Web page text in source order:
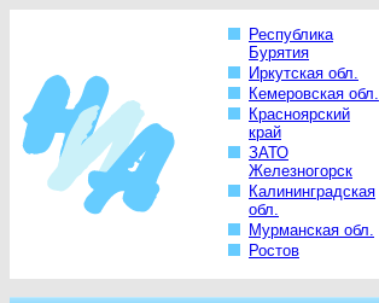
Республика
Бурятия
Иркутская обл.
Кемеровская обл.
Красноярский
край
ЗАТО
Железногорск
Калининградская
обл.
Мурманская обл.
Ростов